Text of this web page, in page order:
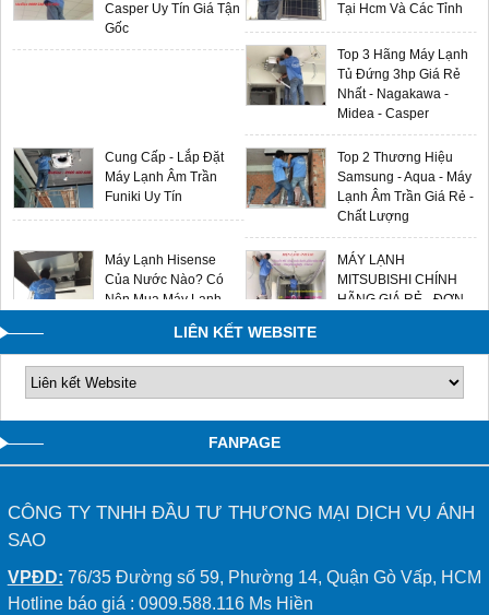
Casper Uy Tín Giá Tận
Gốc
Tại Hcm Và Các Tỉnh
Top 3 Hãng Máy Lạnh
Tủ Đứng 3hp Giá Rẻ
Nhất - Nagakawa -
Midea - Casper
Cung Cấp - Lắp Đặt
Máy Lạnh Âm Trần
Funiki Uy Tín
Top 2 Thương Hiệu
Samsung - Aqua - Máy
Lạnh Âm Trần Giá Rẻ -
Chất Lượng
Máy Lạnh Hisense
Của Nước Nào? Có
Nên Mua Máy Lạnh
MÁY LẠNH
MITSUBISHI CHÍNH
HÃNG GIÁ RẺ - ĐƠN
0909588116
LIÊN KẾT WEBSITE
FANPAGE
CÔNG TY TNHH ĐẦU TƯ THƯƠNG MẠI DỊCH VỤ ÁNH
SAO
VPĐD: 76/35 Đường số 59, Phường 14, Quận Gò Vấp, HCM
Hotline báo giá : 0909.588.116 Ms Hiền